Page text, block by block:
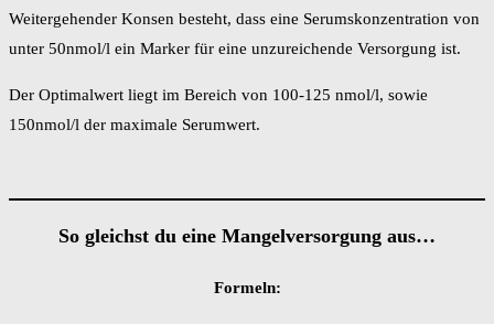
Weitergehender Konsen besteht, dass eine Serumskonzentration von
unter 50nmol/l ein Marker für eine unzureichende Versorgung ist.
Der Optimalwert liegt im Bereich von 100-125 nmol/l, sowie
150nmol/l der maximale Serumwert.
So gleichst du eine Mangelversorgung aus…
Formeln: